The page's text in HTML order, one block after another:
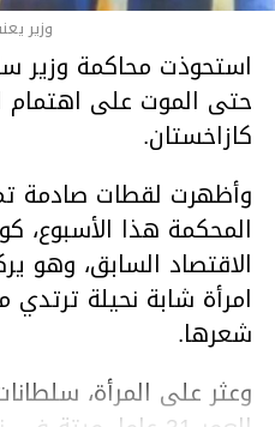
وزير
استحوذت محاكمة وزير
حتى الموت على اهتمام
كازاخستان.
وأظهرت لقطات صادمة
المحكمة هذا الأسبوع،
الاقتصاد السابق، وهو
امرأة شابة نحيلة
شعرها.
وعثر على المرأة،